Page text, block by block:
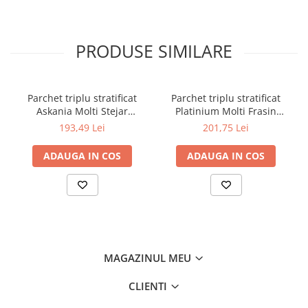
PRODUSE SIMILARE
Parchet triplu stratificat
Askania Molti Stejar
Barlinek 207mm x 2.2m x
193,49 Lei
ADAUGA IN COS
Parchet triplu stratificat
Platinium Molti Frasin
Barlinek 207mm x 2.2m x
201,75 Lei
ADAUGA IN COS
MAGAZINUL MEU
CLIENTI